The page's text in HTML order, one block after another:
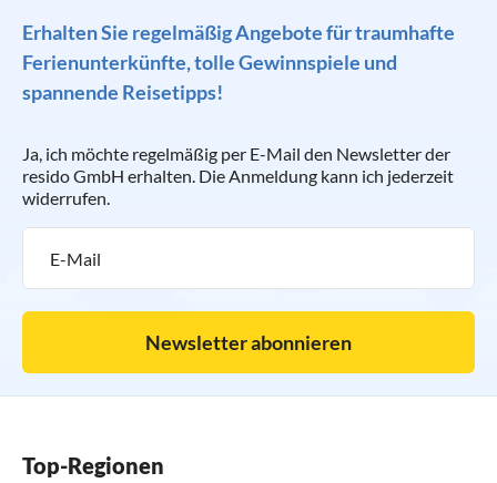
Erhalten Sie regelmäßig Angebote für traumhafte
Ferienunterkünfte, tolle Gewinnspiele und
spannende Reisetipps!
Ja, ich möchte regelmäßig per E-Mail den Newsletter der
resido GmbH erhalten. Die Anmeldung kann ich jederzeit
widerrufen.
Newsletter abonnieren
Top-Regionen